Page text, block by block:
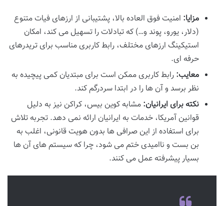
مزایا: امنیت فوق العاده بالا، پشتیبانی از ارزهای فیات متنوع
(دلار، یورو، پوند و…) که تبادلات را تسهیل می کند، امکان
استیکینگ ارزهای مختلف، رابط کاربری مناسب برای تریدرهای
حرفه ای.
معایب: رابط کاربری ممکن است برای مبتدیان کمی پیچیده به
نظر برسد و آن ها را در ابتدا سردرگم کند.
نکته برای ایرانیان: مشابه کوین بیس، کراکن نیز به دلیل
قوانین آمریکا، خدمات به ایرانیان ارائه نمی دهد. تجربه تلاش
برای استفاده از این صرافی ها بدون هویت قانونی، اغلب به
بن بست و ناامیدی ختم می شود، چرا که سیستم های آن ها
بسیار پیشرفته عمل می کنند.